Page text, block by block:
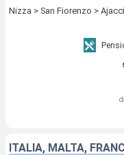
Nizza > San Fiorenzo >
ITALIA, MALTA,